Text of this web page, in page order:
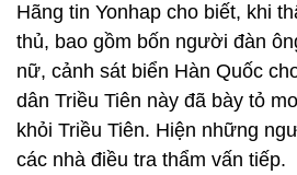
Hãng tin Yonhap cho biết, khi
thủ, bao gồm bốn người đàn
nữ, cảnh sát biển Hàn Quốc
dân Triều Tiên này đã bày tỏ
khỏi Triều Tiên. Hiện những
các nhà điều tra thẩm vấn tiếp.